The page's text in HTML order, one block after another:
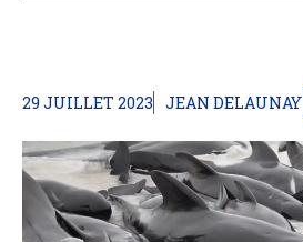
29 JUILLET 2023 JEAN DELAUNAY